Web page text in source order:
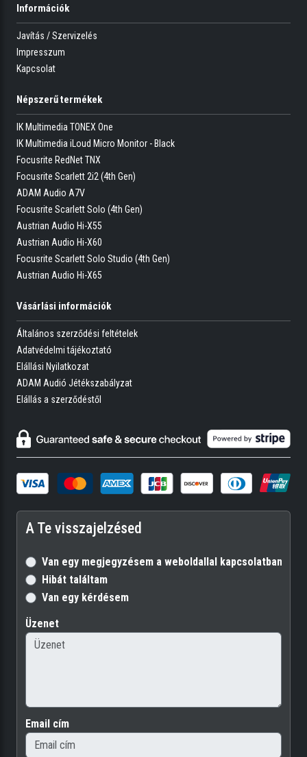
Információk
Javítás / Szervizelés
Impresszum
Kapcsolat
Népszerű termékek
IK Multimedia TONEX One
IK Multimedia iLoud Micro Monitor - Black
Focusrite RedNet TNX
Focusrite Scarlett 2i2 (4th Gen)
ADAM Audio A7V
Focusrite Scarlett Solo (4th Gen)
Austrian Audio Hi-X55
Austrian Audio Hi-X60
Focusrite Scarlett Solo Studio (4th Gen)
Austrian Audio Hi-X65
Vásárlási információk
Általános szerződési feltételek
Adatvédelmi tájékoztató
Elállási Nyilatkozat
ADAM Audió Jétékszabályzat
Elállás a szerződéstől
A Te visszajelzésed
Van egy megjegyzésem a weboldallal kapcsolatban
Hibát találtam
Van egy kérdésem
Üzenet
Email cím